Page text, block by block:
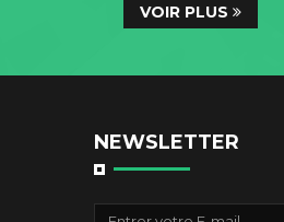
VOIR PLUS
NEWSLETTER